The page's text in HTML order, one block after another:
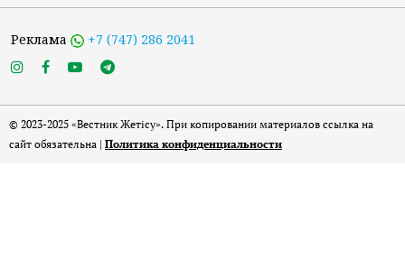
Реклама +7 (747) 286 2041
© 2023-2025 «Вестник Жетісу». При копировании материалов ссылка на
сайт обязательна | Политика конфиденциальности